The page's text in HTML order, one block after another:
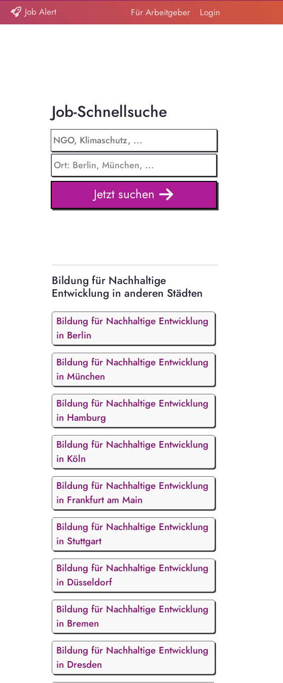
Job Alert Für Arbeitgeber Login
Job-Schnellsuche
Jetzt suchen
Bildung für Nachhaltige
Entwicklung in anderen Städten
Bildung für Nachhaltige Entwicklung
in Berlin
Bildung für Nachhaltige Entwicklung
in München
Bildung für Nachhaltige Entwicklung
in Hamburg
Bildung für Nachhaltige Entwicklung
in Köln
Bildung für Nachhaltige Entwicklung
in Frankfurt am Main
Bildung für Nachhaltige Entwicklung
in Stuttgart
Bildung für Nachhaltige Entwicklung
in Düsseldorf
Bildung für Nachhaltige Entwicklung
in Bremen
Bildung für Nachhaltige Entwicklung
in Dresden